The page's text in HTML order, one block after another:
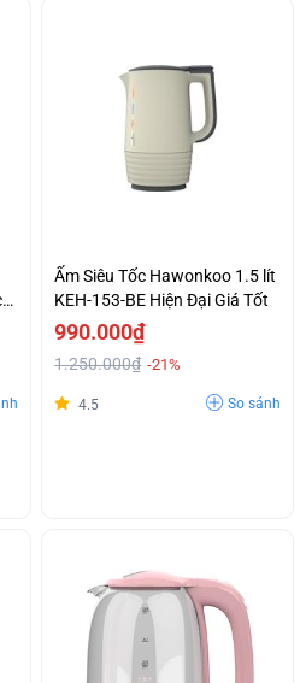
Ấm Siêu Tốc Hawonkoo 1.5 lít
KEH-153-BE Hiện Đại Giá Tốt
990.000₫
1.250.000₫ -21%
4.5 So sánh